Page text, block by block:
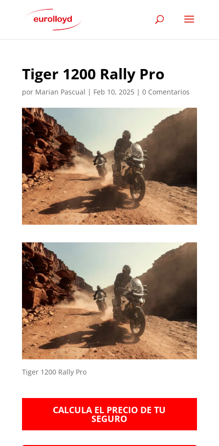
Tiger 1200 Rally Pro
por Marian Pascual | Feb 10, 2025| 0 Comentarios
Tiger 1200 Rally Pro
CALCULA EL PRECIO DE TU
SEGURO